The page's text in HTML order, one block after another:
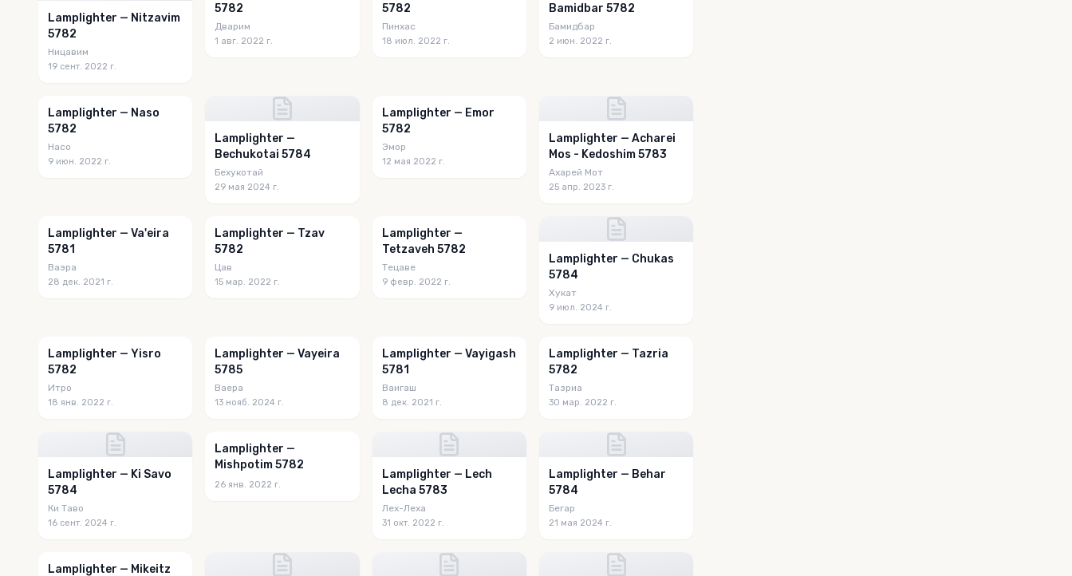
Lamplighter — Nitzavim
5782
Ницавим
19 сент. 2022 г.
5782
Дварим
1 авг. 2022 г.
5782
Пинхас
18 июл. 2022 г.
Bamidbar 5782
Бамидбар
2 июн. 2022 г.
Lamplighter — Naso
5782
Насо
9 июн. 2022 г.
Lamplighter —
Bechukotai 5784
Бехукотай
29 мая 2024 г.
Lamplighter — Emor
5782
Эмор
12 мая 2022 г.
Lamplighter — Acharei
Mos - Kedoshim 5783
Ахарей Мот
25 апр. 2023 г.
Lamplighter — Va'eira
5781
Ваэра
28 дек. 2021 г.
Lamplighter — Tzav
5782
Цав
15 мар. 2022 г.
Lamplighter —
Tetzaveh 5782
Тецаве
9 февр. 2022 г.
Lamplighter — Chukas
5784
Хукат
9 июл. 2024 г.
Lamplighter — Yisro
5782
Итро
18 янв. 2022 г.
Lamplighter — Vayeira
5785
Ваера
13 нояб. 2024 г.
Lamplighter — Vayigash
5781
Ваигаш
8 дек. 2021 г.
Lamplighter — Tazria
5782
Тазриа
30 мар. 2022 г.
Lamplighter — Ki Savo
5784
Ки Таво
16 сент. 2024 г.
Lamplighter —
Mishpotim 5782
26 янв. 2022 г.
Lamplighter — Lech
Lecha 5783
Лех-Леха
31 окт. 2022 г.
Lamplighter — Behar
5784
Бегар
21 мая 2024 г.
Lamplighter — Mikeitz